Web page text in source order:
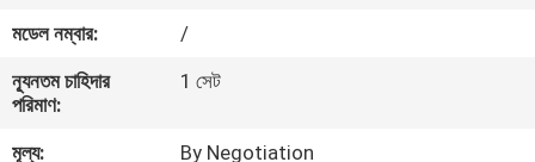
কারখানা
ভ্রমণ
মডেল নম্বার:
/
ন্যূনতম চাহিদার
পরিমাণ:
1 সেট
মূল্য:
By Negotiation